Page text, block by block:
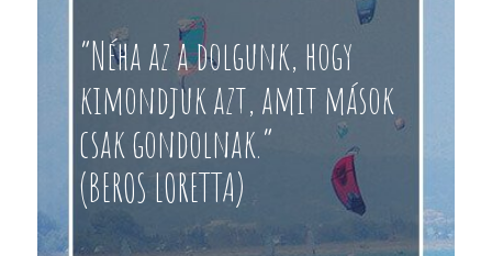
“Néha az a dolgunk, hogy
kimondjuk azt, amit mások
csak gondolnak.”
(BEROS LORETTA)